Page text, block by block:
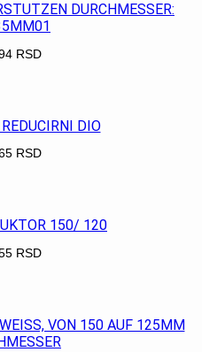
DURCHMESSER:
RSD
DIO
RSD
150/ 120
RSD
VON 150 AUF 125MM